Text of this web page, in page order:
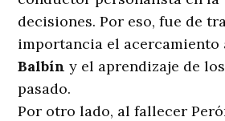
decisiones. Por eso, fue de
importancia el acercamiento
Balbíny el aprendizaje de
pasado.
Por otro lado, al fallecer